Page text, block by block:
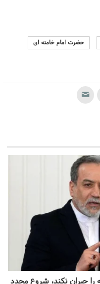
حضرت امام خامنه ای
را جبران نکند، شروع مجدد